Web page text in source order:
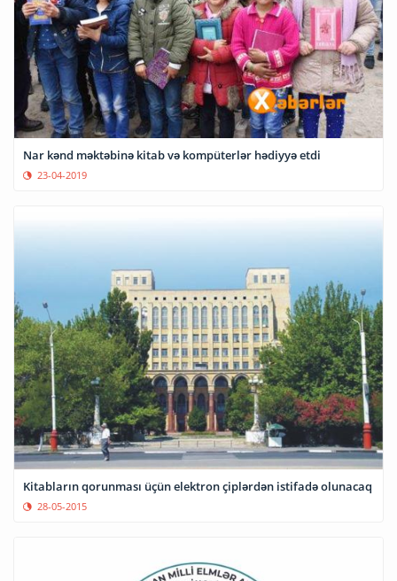
Nar kənd məktəbinə kitab və kompüterlər hədiyyə etdi
23-04-2019
Kitabların qorunması üçün elektron çiplərdən istifadə olunacaq
28-05-2015